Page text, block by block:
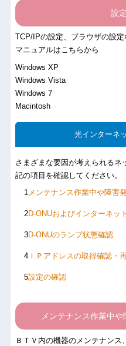
設
TCP/IPの設定、ブラウザの設定
マニュアルはこちらから
Windows XP
Windows Vista
Windows 7
Macintosh
光インターネ
さまざまな要因が考えられる
記の項目を確認してください。
メンテナンス作業中や障害
D-ONUおよびインターネッ
D-ONUのランプ状態確認
ＩＰアドレスの取得確認・
設定の確認
メンテナンス作業中
ＢＴＶ内の機器のメンテナン